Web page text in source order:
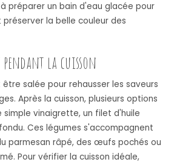
préparer un bain d'eau glacée pour
la belle couleur des
la cuisson
salée pour rehausser les saveurs
Après la cuisson, plusieurs options
simple vinaigrette, un filet d'huile
Ces légumes s'accompagnent
parmesan râpé, des œufs pochés ou
Pour vérifier la cuisson idéale,